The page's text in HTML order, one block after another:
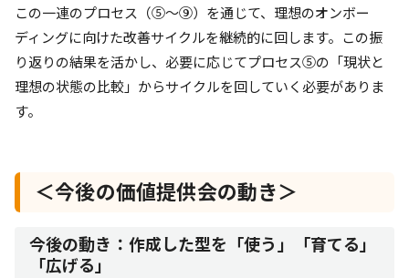
この一連のプロセス（⑤～⑨）を通じて、理想のオンボー
ディングに向けた改善サイクルを継続的に回します。この振
り返りの結果を活かし、必要に応じてプロセス⑤の「現状と
理想の状態の比較」からサイクルを回していく必要がありま
す。
＜今後の価値提供会の動き＞
今後の動き：作成した型を「使う」「育てる」
「広げる」